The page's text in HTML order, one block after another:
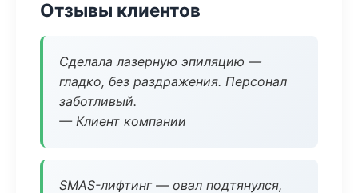
Отзывы клиентов
Сделала лазерную эпиляцию —
гладко, без раздражения. Персонал
заботливый.
— Клиент компании
SMAS-лифтинг — овал подтянулся,